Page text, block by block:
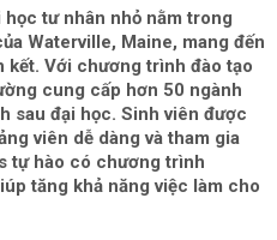
tư nhân nhỏ nằm trong
Waterville, Maine, mang đến
kết. Với chương trình đào tạo
cung cấp hơn 50 ngành
sau đại học. Sinh viên được
viên dễ dàng và tham gia
tự hào có chương trình
tăng khả năng việc làm cho